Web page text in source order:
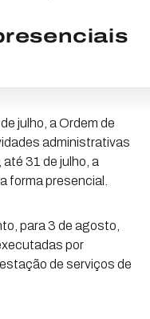
julho, a Ordem de
administrativas
31 de julho, a
forma presencial.
para 3 de agosto,
por
de serviços de